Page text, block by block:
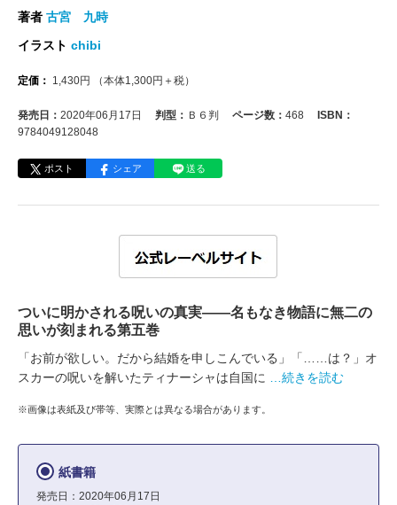
著者 古宮 九時
イラスト chibi
定価： 1,430円 （本体1,300円＋税）
発売日： 2020年06月17日 判型： Ｂ６判 ページ数： 468
ISBN：
9784049128048
ポスト シェア 送る
ついに明かされる呪いの真実――名もなき物語に無二の
思いが刻まれる第五巻
「お前が欲しい。だから結婚を申しこんでいる」「……は？」オ
スカーの呪いを解いたティナーシャは自国に
…続きを読む
※画像は表紙及び帯等、実際とは異なる場合があります。
紙書籍
発売日：2020年06月17日